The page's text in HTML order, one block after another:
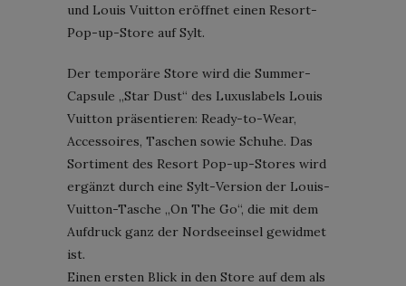
und Louis Vuitton eröffnet einen Resort-
Pop-up-Store auf Sylt.
Der temporäre Store wird die Summer-
Capsule „Star Dust“ des Luxuslabels Louis
Vuitton präsentieren: Ready-to-Wear,
Accessoires, Taschen sowie Schuhe. Das
Sortiment des Resort Pop-up-Stores wird
ergänzt durch eine Sylt-Version der Louis-
Vuitton-Tasche „On The Go“, die mit dem
Aufdruck ganz der Nordseeinsel gewidmet
ist.
Einen ersten Blick in den Store auf dem als